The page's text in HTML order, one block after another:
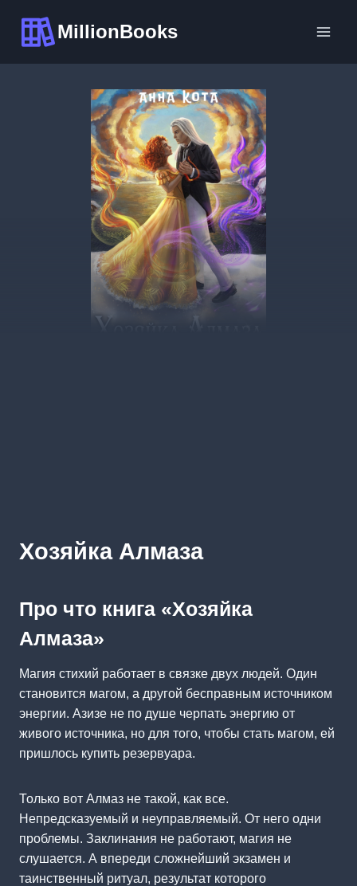
содержимому
MillionBooks
Хозяйка Алмаза
Про что книга «Хозяйка
Алмаза»
Магия стихий работает в связке двух людей. Один
становится магом, а другой бесправным источником
энергии. Азизе не по душе черпать энергию от
живого источника, но для того, чтобы стать магом, ей
пришлось купить резервуара.
Только вот Алмаз не такой, как все.
Непредсказуемый и неуправляемый. От него одни
проблемы. Заклинания не работают, магия не
слушается. А впереди сложнейший экзамен и
таинственный ритуал, результат которого